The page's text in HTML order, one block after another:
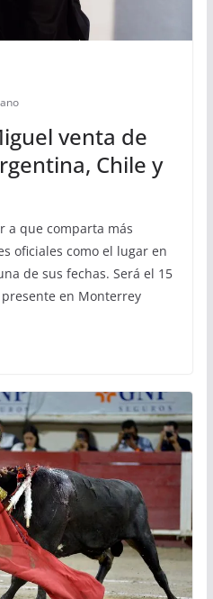
venta de
Chile y
a que comparta más
oficiales como el lugar en
de sus fechas. Será el 15
en Monterrey